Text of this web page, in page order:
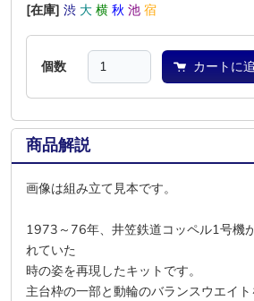
[在庫] 渋 大 横 秋 池 宿
個数 カートに
商品解説
画像は組み立て見本です。
1973～76年、井笠鉄道コッペル1号機
れていた
時の姿を再現したキットです。
主台枠の一部と動輪のバランスウエイ